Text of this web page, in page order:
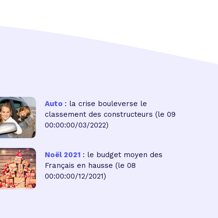
Auto : la crise bouleverse le
classement des constructeurs (le 09
00:00:00/03/2022)
Noël 2021 : le budget moyen des
Français en hausse (le 08
00:00:00/12/2021)